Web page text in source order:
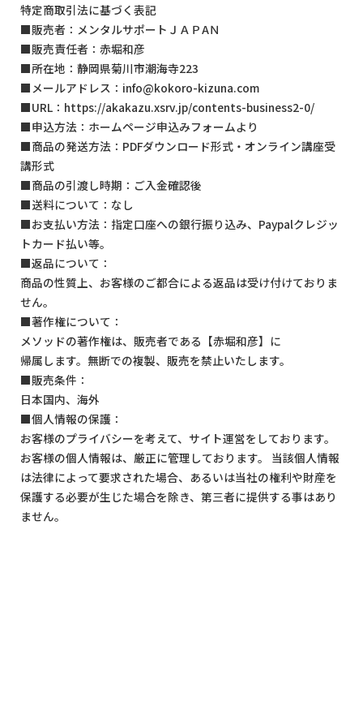
特定商取引法に基づく表記
■販売者：メンタルサポートＪＡＰAＮ
■販売責任者：赤堀和彦
■所在地：静岡県菊川市潮海寺223
■メールアドレス：info@kokoro-kizuna.com
■URL：https://akakazu.xsrv.jp/contents-business2-0/
■申込方法：ホームページ申込みフォームより
■商品の発送方法：PDFダウンロード形式・オンライン講座受
講形式
■商品の引渡し時期：ご入金確認後
■送料について：なし
■お支払い方法：指定口座への銀行振り込み、Paypalクレジッ
トカード払い等。
■返品について：
商品の性質上、お客様のご都合による返品は受け付けておりま
せん。
■著作権について：
メソッドの著作権は、販売者である【赤堀和彦】に
帰属します。無断での複製、販売を禁止いたします。
■販売条件：
日本国内、海外
■個人情報の保護：
お客様のプライバシーを考えて、サイト運営をしております。
お客様の個人情報は、厳正に管理しております。 当該個人情報
は法律によって要求された場合、あるいは当社の権利や財産を
保護する必要が生じた場合を除き、第三者に提供する事はあり
ません。